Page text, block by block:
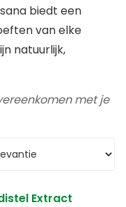
biedt een
van elke
natuurlijk,
met je
Extract